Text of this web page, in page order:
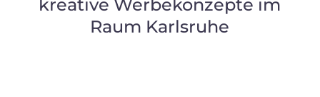
kreative Werbekonzepte im
Raum Karlsruhe